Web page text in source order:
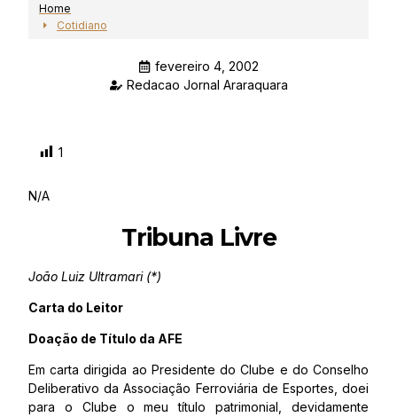
Home
Cotidiano
fevereiro 4, 2002
Redacao Jornal Araraquara
1
N/A
Tribuna Livre
João Luiz Ultramari (*)
Carta do Leitor
Doação de Título da AFE
Em carta dirigida ao Presidente do Clube e do Conselho
Deliberativo da Associação Ferroviária de Esportes, doei
para o Clube o meu título patrimonial, devidamente